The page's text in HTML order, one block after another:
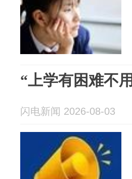
“上学有困难不
闪电新闻 2026-08-03